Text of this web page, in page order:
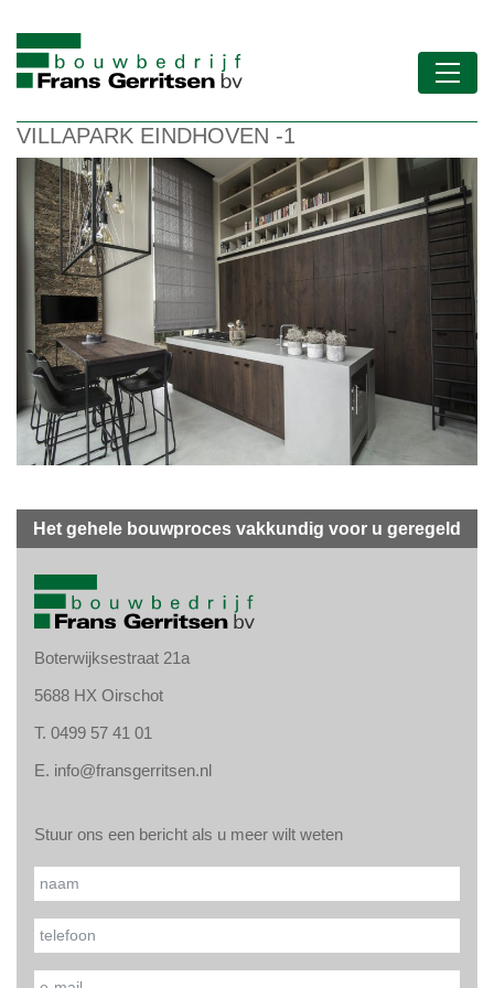
VILLAPARK EINDHOVEN -1
Het gehele bouwproces vakkundig voor u geregeld
Boterwijksestraat 21a
5688 HX Oirschot
T. 0499 57 41 01
E. info@fransgerritsen.nl
Stuur ons een bericht als u meer wilt weten
dit veld
laten.
Naam*
Uw telefoonnummer*
Uw e-mailadres*